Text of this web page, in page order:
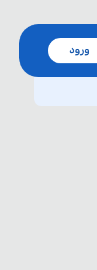
ورود